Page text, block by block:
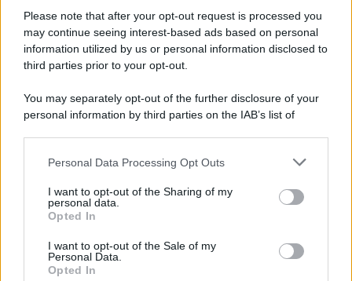
Please note that after your opt-out request is processed you
may continue seeing interest-based ads based on personal
information utilized by us or personal information disclosed to
third parties prior to your opt-out.
You may separately opt-out of the further disclosure of your
personal information by third parties on the IAB’s list of
This information may also be disclosed by us to third parties
disclose it to other third parties.
Please note that this website/app uses one or more Google
services and may gather and store information including but
not limited to your visit or usage behaviour. You may click to
grant or deny consent to Google and its third-party tags to
Personal Data Processing Opt Outs
I want to opt-out of the Sharing of my
personal data.
Opted In
I want to opt-out of the Sale of my
Personal Data.
Opted In